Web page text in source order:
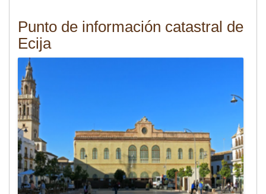
Punto de información catastral de
Ecija